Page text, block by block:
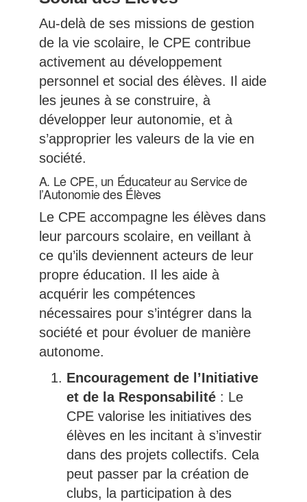
Au-delà de ses missions de gestion
de la vie scolaire, le CPE contribue
activement au développement
personnel et social des élèves. Il aide
les jeunes à se construire, à
développer leur autonomie, et à
s’approprier les valeurs de la vie en
société.
A. Le CPE, un Éducateur au Service de
l’Autonomie des Élèves
Le CPE accompagne les élèves dans
leur parcours scolaire, en veillant à
ce qu’ils deviennent acteurs de leur
propre éducation. Il les aide à
acquérir les compétences
nécessaires pour s’intégrer dans la
société et pour évoluer de manière
autonome.
Encouragement de l’Initiative
et de la Responsabilité: Le
CPE valorise les initiatives des
élèves en les incitant à s’investir
dans des projets collectifs. Cela
peut passer par la création de
clubs, la participation à des